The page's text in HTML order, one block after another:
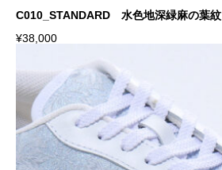
C010_STANDARD 水色地深緑麻の葉紋
¥38,000